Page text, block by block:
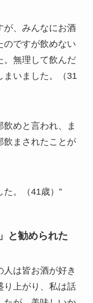
が、みんなにお酒
のですが飲めない
。無理して飲んだ
まいました。（31
飲めと言われ、ま
飲まされたことが
。（41歳）”
と勧められた
人は皆お酒が好き
り上がり、私は話